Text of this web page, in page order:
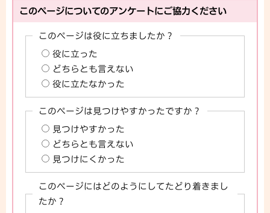
このページについてのアンケートにご協力ください
このページは役に立ちましたか？
役に立った
どちらとも言えない
役に立たなかった
このページは見つけやすかったですか？
見つけやすかった
どちらとも言えない
見つけにくかった
このページにはどのようにしてたどり着きまし
たか？